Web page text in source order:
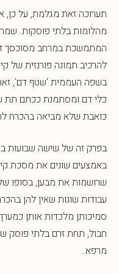
תערוכה זאת מגלמת, על כן,
מהלומות בלתי פוסקות.
המתמשכת במרחב מסוכסך
להרכיב תמונה פורנזית של
בשפה העממית ‘שטף דם’,
כלי דם ומסתמנת ככתם תת
כואבת שלא מביאה בהכרח
בפרק זה של שישה שבועות
באמצעים שונים את מסכת
שרושמות את מבען, בסופו
עבודות שונות שאין להן
סמיכותן מלכדות אותן
חבול, תחת זרם בלתי פוסק
מרפא.